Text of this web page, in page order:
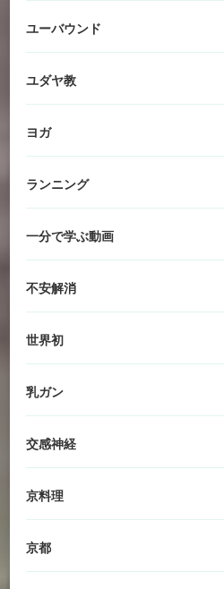
ユーバウンド
ユダヤ教
ヨガ
ランニング
一分で学ぶ動画
不安解消
世界初
乳ガン
交感神経
京料理
京都